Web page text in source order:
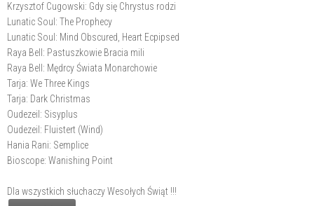
Krzysztof Cugowski: Gdy się Chrystus rodzi
Lunatic Soul: The Prophecy
Lunatic Soul: Mind Obscured, Heart Ecpipsed
Raya Bell: Pastuszkowie Bracia mili
Raya Bell: Mędrcy Świata Monarchowie
Tarja: We Three Kings
Tarja: Dark Christmas
Oudezeil: Sisyplus
Oudezeil: Fluistert (Wind)
Hania Rani: Semplice
Bioscope: Wanishing Point
Dla wszystkich słuchaczy Wesołych Świąt !!!